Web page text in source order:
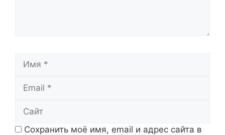
Сохранить моё имя, email и адрес сайта в